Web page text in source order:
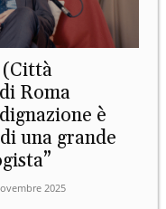
(Città
Roma
è
una grande
2025